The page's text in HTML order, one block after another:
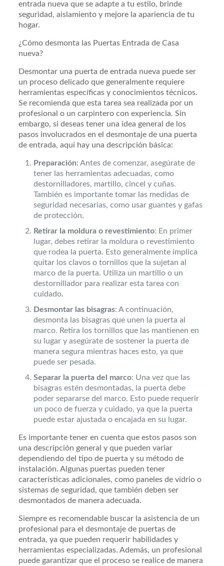
entrada nueva que se adapte a tu estilo, brinde
seguridad, aislamiento y mejore la apariencia de tu
hogar.
¿Cómo desmonta las Puertas Entrada de Casa
nueva?
Desmontar una puerta de entrada nueva puede ser
un proceso delicado que generalmente requiere
herramientas específicas y conocimientos técnicos.
Se recomienda que esta tarea sea realizada por un
profesional o un carpintero con experiencia. Sin
embargo, si deseas tener una idea general de los
pasos involucrados en el desmontaje de una puerta
de entrada, aquí hay una descripción básica:
Preparación: Antes de comenzar, asegúrate de
tener las herramientas adecuadas, como
destornilladores, martillo, cincel y cuñas.
También es importante tomar las medidas de
seguridad necesarias, como usar guantes y gafas
de protección.
Retirar la moldura o revestimiento: En primer
lugar, debes retirar la moldura o revestimiento
que rodea la puerta. Esto generalmente implica
quitar los clavos o tornillos que la sujetan al
marco de la puerta. Utiliza un martillo o un
destornillador para realizar esta tarea con
cuidado.
Desmontar las bisagras: A continuación,
desmonta las bisagras que unen la puerta al
marco. Retira los tornillos que las mantienen en
su lugar y asegúrate de sostener la puerta de
manera segura mientras haces esto, ya que
puede ser pesada.
Separar la puerta del marco: Una vez que las
bisagras estén desmontadas, la puerta debe
poder separarse del marco. Esto puede requerir
un poco de fuerza y cuidado, ya que la puerta
puede estar ajustada o encajada en su lugar.
Es importante tener en cuenta que estos pasos son
una descripción general y que pueden variar
dependiendo del tipo de puerta y su método de
instalación. Algunas puertas pueden tener
características adicionales, como paneles de vidrio o
sistemas de seguridad, que también deben ser
desmontados de manera adecuada.
Siempre es recomendable buscar la asistencia de un
profesional para el desmontaje de puertas de
entrada, ya que pueden requerir habilidades y
herramientas especializadas. Además, un profesional
puede garantizar que el proceso se realice de manera